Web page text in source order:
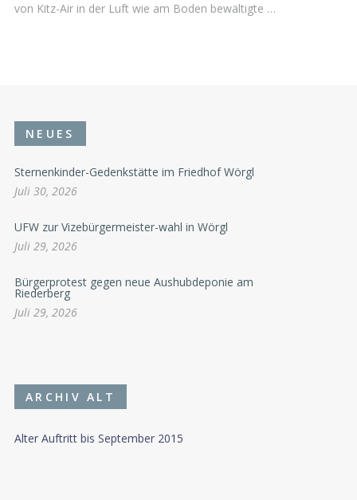
von Kitz-Air in der Luft wie am Boden bewältigte …
NEUES
Sternenkinder-Gedenkstätte im Friedhof Wörgl
Juli 30, 2026
UFW zur Vizebürgermeister-wahl in Wörgl
Juli 29, 2026
Bürgerprotest gegen neue Aushubdeponie am
Riederberg
Juli 29, 2026
ARCHIV ALT
Alter Auftritt bis September 2015